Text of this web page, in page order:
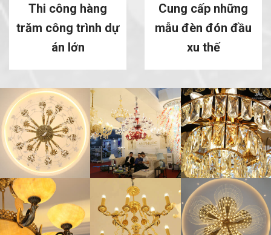
Thi công hàng
trăm công trình dự
án lớn
Cung cấp những
mẫu đèn đón đầu
xu thế